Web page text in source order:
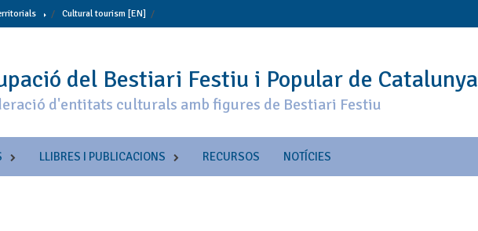
Cultural tourism [EN]
del Bestiari Festiu i Popular de Catalunya
d'entitats culturals amb figures de Bestiari Festiu
LLIBRES I PUBLICACIONS RECURSOS NOTÍCIES